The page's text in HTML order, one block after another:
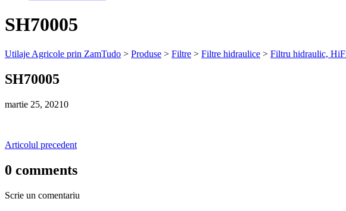
SH70005
Utilaje Agricole prin ZamTudo > Produse > Filtre > Filtre hidraulice > Filtru hidraulic,
SH70005
martie 25, 20210
Articolul precedent
0 comments
Scrie un comentariu